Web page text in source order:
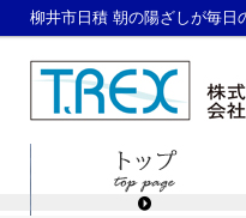
柳井市日積 朝の陽ざしが毎日